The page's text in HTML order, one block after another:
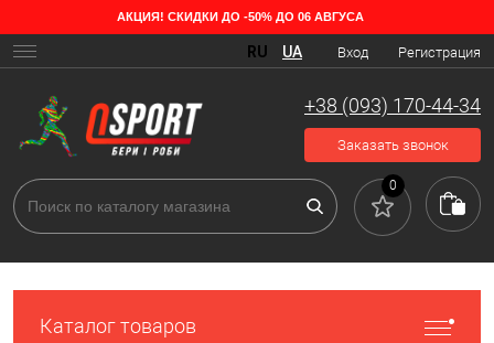
АКЦИЯ! СКИДКИ ДО -50% ДО 06 АВГУСА
Вход Регистрация
RU UA
+38 (093) 170-44-34
Заказать звонок
0
Каталог товаров